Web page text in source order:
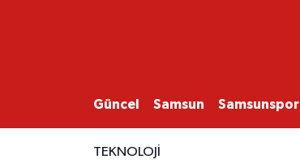
Güncel Samsun Samsunspor
TEKNOLOJI
SAMSUN
SAMSUNSPOR